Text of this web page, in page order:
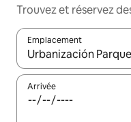
Trouvez et réservez
Emplacement
Quand les résultats
Arrivée